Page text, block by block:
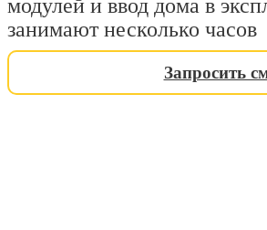
модулей и ввод дома в
занимают несколько часов
Запросить